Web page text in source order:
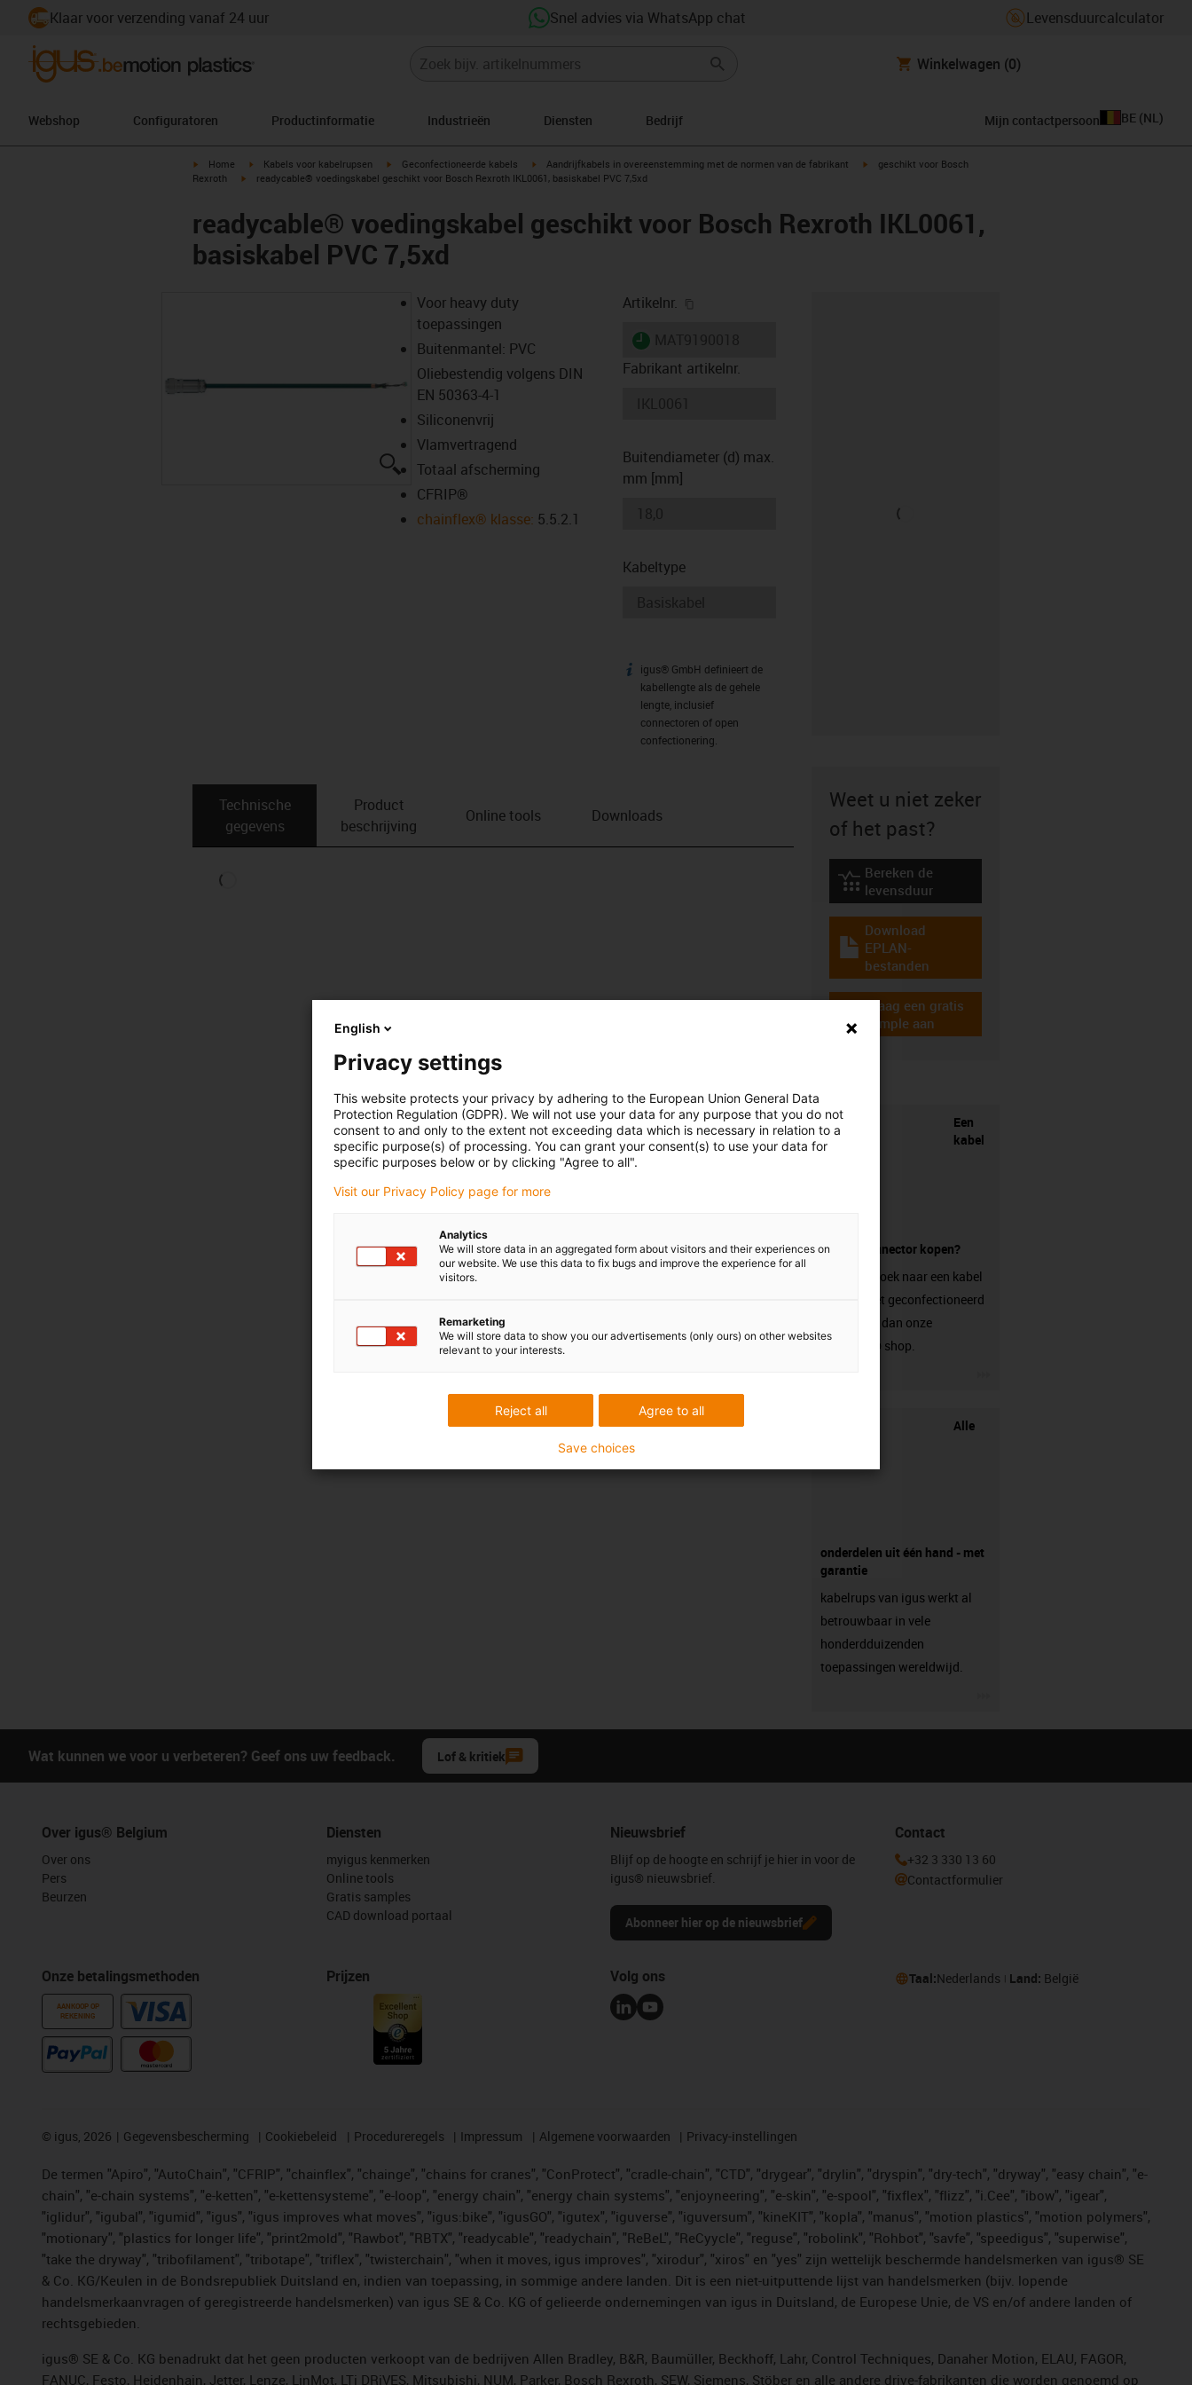
Klaar voor verzending vanaf 24 uur Snel advies via WhatsApp chat Levensduurcalculator
Winkelwagen (0)
Webshop Configuratoren Productinformatie Industrieën Diensten Bedrijf Mijn contactpersoon BE (NL )
igus-icon-arrow-right
Home igus-icon-arrow-right
Kabels voor kabelrupsen igus-icon-arrow-right
Geconfectioneerde kabels igus-icon-arrow-right
Aandrijfkabels in overeenstemming met de normen van de fabrikant igus-icon-arrow-right
geschikt voor Bosch
Rexroth
igus-icon-arrow-right
readycable® voedingskabel geschikt voor Bosch Rexroth IKL0061, basiskabel PVC 7,5xd
readycable® voedingskabel geschikt voor Bosch Rexroth IKL0061,
basiskabel PVC 7,5xd
igus-icon-lupe
Voor heavy duty
toepassingen
Buitenmantel: PVC
Oliebestendig volgens DIN
EN 50363-4-1
Siliconenvrij
Vlamvertragend
Totaal afscherming
CFRIP®
chainflex® klasse: 5.5.2.1
Artikelnr.
igus-icon-lieferzeit
Fabrikant artikelnr.
Buitendiameter (d) max.
mm [mm]
Kabeltype
igus-icon-info
igus® GmbH definieert de
kabellengte als de gehele
lengte, inclusief
connectoren of open
confectionering.
Technische
gegevens
Product
beschrijving
Online tools Downloads
Weet u niet zeker
of het past?
igus-icon-lebensdauerrechner
Bereken de
levensduur
igus-icon-download-plan
Download
EPLAN-
bestanden
igus-icon-gratismuster
Vraag een gratis
sample aan
Een
kabel
zonder connector kopen?
Ben je op zoek naar een kabel
die nog niet geconfectioneerd
is? Bezoek dan onze
chainflex® shop.
Alle
onderdelen uit één hand - met
garantie
kabelrups van igus werkt al
betrouwbaar in vele
honderdduizenden
toepassingen wereldwijd.
Wat kunnen we voor u verbeteren? Geef ons uw feedback. Lof & kritiek
Over igus® Belgium
Over ons
Pers
Beurzen
Onze betalingsmethoden
AANKOOP OP
REKENING
Diensten
myigus kenmerken
Online tools
Gratis samples
CAD download portaal
Prijzen
Nieuwsbrief
Blijf op de hoogte en schrijf je hier in voor de
igus® nieuwsbrief.
Abonneer hier op de nieuwsbrief
Contact
+32 3 330 13 60
Contactformulier
Volg ons Taal:Nederlands Land: België
© igus, 2026 Gegevensbescherming Cookiebeleid Procedureregels Impressum Algemene voorwaarden Privacy-instellingen
De termen "Apiro", "AutoChain", "CFRIP", "chainflex", "chainge", "chains for cranes", "ConProtect", "cradle-chain", "CTD", "drygear", "drylin", "dryspin", "dry-tech", "dryway", "easy chain", "e-
chain", "e-chain systems", "e-ketten", "e-kettensysteme", "e-loop", "energy chain", "energy chain systems", "enjoyneering", "e-skin", "e-spool", "fixflex", "flizz", "i.Cee", "ibow", "igear",
"iglidur", "igubal", "igumid", "igus", "igus improves what moves", "igus:bike", "igusGO", "igutex", "iguverse", "iguversum", "kineKIT", "kopla", "manus", "motion plastics", "motion polymers",
"motionary", "plastics for longer life", "print2mold", "Rawbot", "RBTX", "readycable", "readychain", "ReBeL", "ReCyycle", "reguse", "robolink", "Rohbot", "savfe", "speedigus", "superwise",
"take the dryway", "tribofilament", "tribotape", "triflex", "twisterchain", "when it moves, igus improves", "xirodur", "xiros" en "yes" zijn wettelijk beschermde handelsmerken van igus® SE
& Co. KG/Keulen in de Bondsrepubliek Duitsland en, indien van toepassing, in sommige andere landen. Dit is een niet-uitputtende lijst van handelsmerken (bijv. lopende
handelsmerkaanvragen of geregistreerde handelsmerken) van igus SE & Co. KG of gelieerde ondernemingen van igus in Duitsland, de Europese Unie, de VS en/of andere landen of
rechtsgebieden.
igus® SE & Co. KG benadrukt dat het geen producten verkoopt van de bedrijven Allen Bradley, B&R, Baumüller, Beckhoff, Lahr, Control Techniques, Danaher Motion, ELAU, FAGOR,
FANUC, Festo, Heidenhain, Jetter, Lenze, LinMot, LTi DRiVES, Mitsubishi, NUM, Parker, Bosch Rexroth, SEW, Siemens, Stöber en alle andere drive-fabrikanten die worden genoemd op
English
Privacy settings
This website protects your privacy by adhering to the European Union General Data
Protection Regulation (GDPR). We will not use your data for any purpose that you do not
consent to and only to the extent not exceeding data which is necessary in relation to a
specific purpose(s) of processing. You can grant your consent(s) to use your data for
specific purposes below or by clicking "Agree to all".
Visit our Privacy Policy page for more
Analytics
We will store data in an aggregated form about visitors and their experiences on
our website. We use this data to fix bugs and improve the experience for all
visitors.
Remarketing
We will store data to show you our advertisements (only ours) on other websites
relevant to your interests.
Agree to all
Reject all
Save choices